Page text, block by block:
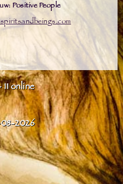
Positive People
online
2026